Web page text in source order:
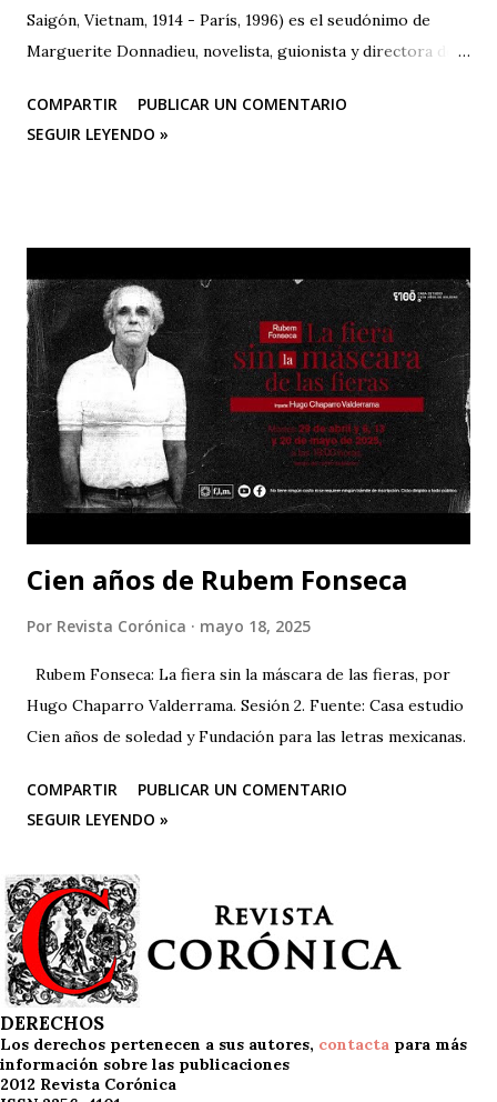
Saigón, Vietnam, 1914 - París, 1996) es el seudónimo de
Marguerite Donnadieu, novelista, guionista y directora de
derecho, matemáticas y ciencias políticas. En 1943 publicó
su primera obra, "La impudicia", a la que seguirían más de
escribe, dirige e interpreta con Gerard Depardieu "Le
camion". Es autora también de "India song", entre otras
películas.
COMPARTIR
PUBLICAR UN COMENTARIO
SEGUIR LEYENDO »
Cien años de Rubem Fonseca
Por Revista Corónica mayo 18, 2025
Rubem Fonseca: La fiera sin la máscara de las fieras, por
Hugo Chaparro Valderrama. Sesión 2. Fuente: Casa estudio
Cien años de soledad y Fundación para las letras mexicanas.
COMPARTIR
PUBLICAR UN COMENTARIO
SEGUIR LEYENDO »
DERECHOS
Los derechos pertenecen a sus autores, contacta para más
información sobre las publicaciones
2012 Revista Corónica